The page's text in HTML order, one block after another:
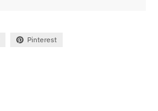
Pinterest